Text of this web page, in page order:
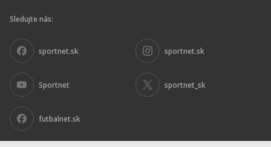
Sledujte nás:
sportnet.sk sportnet.sk
Sportnet sportnet_sk
futbalnet.sk